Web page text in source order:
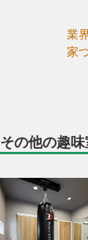
業
家
その他の趣